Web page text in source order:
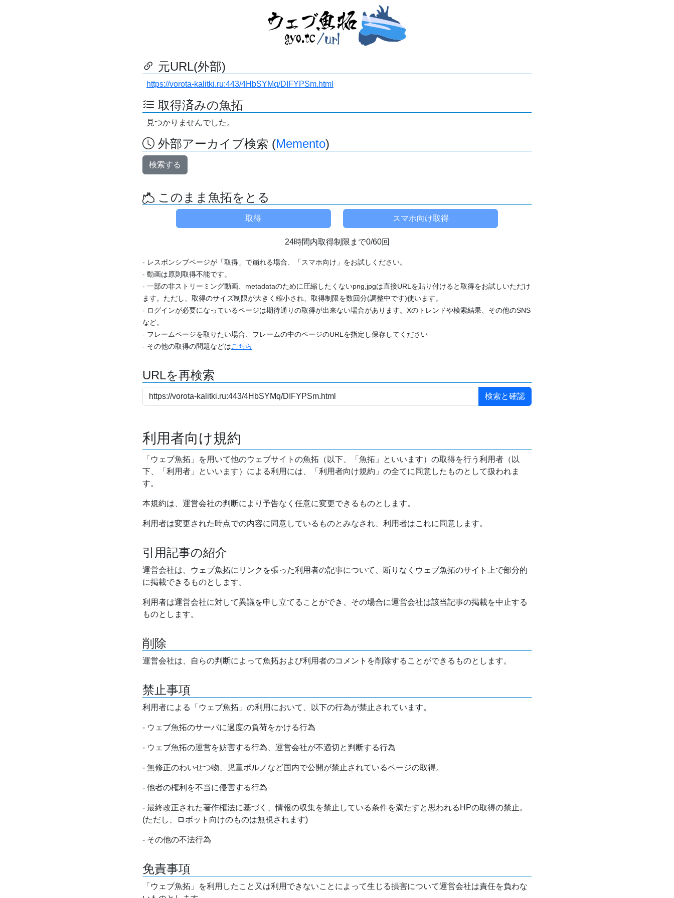
元URL(外部)
https://vorota-kalitki.ru:443/4HbSYMq/DIFYPSm.html
取得済みの魚拓
見つかりませんでした。
外部アーカイブ検索 (Memento)
検索する
このまま魚拓をとる
24時間内取得制限まで0/60回
- レスポンシブページが「取得」で崩れる場合、「スマホ向け」をお試しください。
- 動画は原則取得不能です。
- 一部の非ストリーミング動画、metadataのために圧縮したくないpng,jpgは直接URLを貼り付けると取得をお試しいただけ
ます。ただし、取得のサイズ制限が大きく縮小され、取得制限を数回分(調整中です)使います。
- ログインが必要になっているページは期待通りの取得が出来ない場合があります。Xのトレンドや検索結果、その他のSNS
など。
- フレームページを取りたい場合、フレームの中のページのURLを指定し保存してください
- その他の取得の問題などはこちら
URLを再検索
利用者向け規約
「ウェブ魚拓」を用いて他のウェブサイトの魚拓（以下、「魚拓」といいます）の取得を行う利用者（以
下、「利用者」といいます）による利用には、「利用者向け規約」の全てに同意したものとして扱われま
す。
本規約は、運営会社の判断により予告なく任意に変更できるものとします。
利用者は変更された時点での内容に同意しているものとみなされ、利用者はこれに同意します。
引用記事の紹介
運営会社は、ウェブ魚拓にリンクを張った利用者の記事について、断りなくウェブ魚拓のサイト上で部分的
に掲載できるものとします。
利用者は運営会社に対して異議を申し立てることができ、その場合に運営会社は該当記事の掲載を中止する
ものとします。
削除
運営会社は、自らの判断によって魚拓および利用者のコメントを削除することができるものとします。
禁止事項
利用者による「ウェブ魚拓」の利用において、以下の行為が禁止されています。
- ウェブ魚拓のサーバに過度の負荷をかける行為
- ウェブ魚拓の運営を妨害する行為、運営会社が不適切と判断する行為
- 無修正のわいせつ物、児童ポルノなど国内で公開が禁止されているページの取得。
- 他者の権利を不当に侵害する行為
- 最終改正された著作権法に基づく、情報の収集を禁止している条件を満たすと思われるHPの取得の禁止。
(ただし、ロボット向けのものは無視されます)
- その他の不法行為
免責事項
「ウェブ魚拓」を利用したこと又は利用できないことによって生じる損害について運営会社は責任を負わな